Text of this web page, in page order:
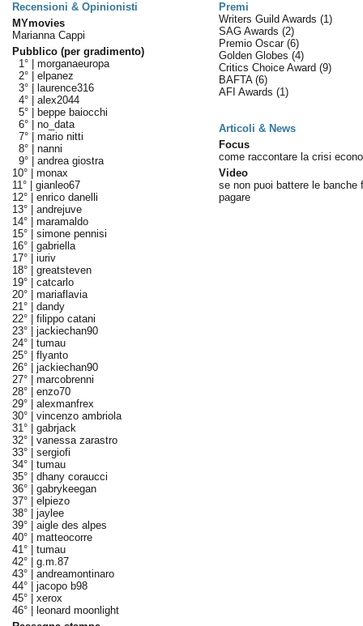
Recensioni & Opinionisti
Premi
MYmovies
Marianna Cappi
Pubblico (per gradimento)
1° | morganaeuropa
2° | elpanez
3° |
laurence316
4° | alex2044
5° |
beppe baiocchi
6° | no_data
7° | mario nitti
8° | nanni
9° | andrea giostra
10° | monax
11° | gianleo67
12° | enrico danelli
13° | andrejuve
14° | maramaldo
15° | simone pennisi
16° | gabriella
17° | iuriv
18° | greatsteven
19° | catcarlo
20° | mariaflavia
21° | dandy
22° | filippo catani
23° | jackiechan90
24° | tumau
25° | flyanto
26° | jackiechan90
27° | marcobrenni
28° | enzo70
29° | alexmanfrex
30° | vincenzo ambriola
31° | gabrjack
32° | vanessa zarastro
33° | sergiofi
34° | tumau
35° | dhany coraucci
36° | gabrykeegan
37° | elpiezo
38° | jaylee
39° | aigle des alpes
40° | matteocorre
41° | tumau
42° | g.m.87
43° | andreamontinaro
44° | jacopo b98
45° | xerox
46° |
leonard moonlight
Writers Guild Awards (1)
SAG Awards (2)
Premio Oscar (6)
Golden Globes (4)
Critics Choice Award (9)
BAFTA (6)
AFI Awards (1)
Articoli & News
Focus
come raccontare la crisi
Video
se non puoi battere le banche
pagare